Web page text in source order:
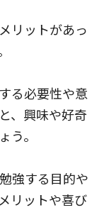
リットがあっ
る必要性や意
、興味や好奇
う。
強する目的や
リットや喜び